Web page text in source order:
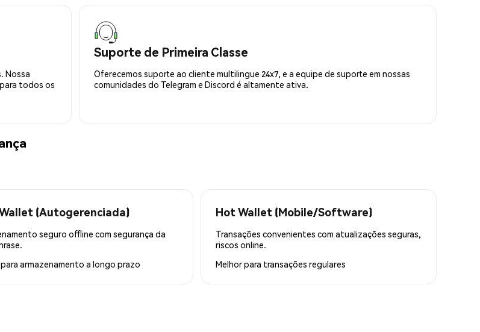
Nossa
todos os
Suporte de Primeira Classe
Oferecemos suporte ao cliente multilingue 24x7, e a equipe de suporte em nossas
comunidades do Telegram e Discord é altamente ativa.
(Autogerenciada)
seguro offline com segurança da
armazenamento a longo prazo
Hot Wallet (Mobile/Software)
Transações convenientes com atualizações seguras,
riscos online.
Melhor para transações regulares